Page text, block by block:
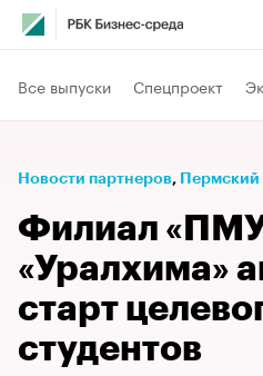
Все выпуски Спецпроект
Новости партнеров⁠, Пермский
Филиал
«Уралхима»
старт
студентов